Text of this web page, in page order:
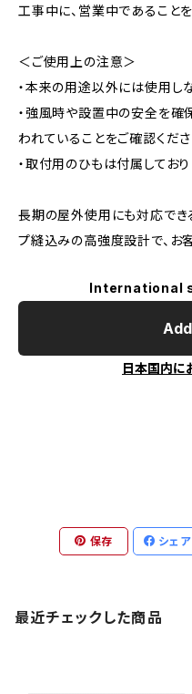
工事中に、営業中であること
＜ご使用上の注意＞
・本来の用途以外には使用し
・強風時や設置中の安全を確
われていることをご確認くださ
・取付用のひもは付属しており
長期の屋外使用にも対応でき
プ縫込みの高強度設計で、お
International
日本国内に
保存 シェア
最近チェックした商品